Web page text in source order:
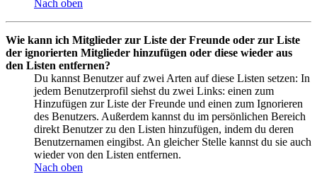
Nach oben
Wie kann ich Mitglieder zur Liste der Freunde oder zur Liste
der ignorierten Mitglieder hinzufügen oder diese wieder aus
den Listen entfernen?
Du kannst Benutzer auf zwei Arten auf diese Listen setzen: In
jedem Benutzerprofil siehst du zwei Links: einen zum
Hinzufügen zur Liste der Freunde und einen zum Ignorieren
des Benutzers. Außerdem kannst du im persönlichen Bereich
direkt Benutzer zu den Listen hinzufügen, indem du deren
Benutzernamen eingibst. An gleicher Stelle kannst du sie auch
wieder von den Listen entfernen.
Nach oben